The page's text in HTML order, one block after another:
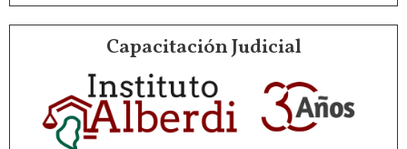
Capacitación Judicial